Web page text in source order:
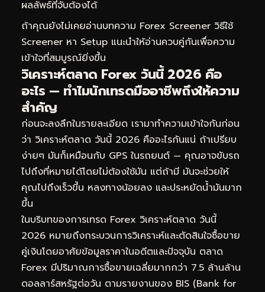
ผลลัพธ์ที่จับต้องได้
ถ้าคุณยังไม่เคยอ่านบทความ Forex Screener วิธีใช้
Screener หา Setup แนะนำให้อ่านควบคู่กันเพื่อความ
เข้าใจที่สมบูรณ์ยิ่งขึ้น
วิเคราะห์ตลาด Forex วันนี้ 2026 คือ
อะไร — ทำไมนักเทรดมืออาชีพถึงให้ความ
สำคัญ
ก่อนจะลงลึกในรายละเอียด เรามาทำความเข้าใจกันก่อน
ว่า วิเคราะห์ตลาด วันนี้ 2026 คืออะไรกันแน่ ถ้าเปรียบ
ง่ายๆ มันก็เหมือนกับ GPS ในรถยนต์ — คุณอาจขับรถ
ไปถึงที่หมายได้โดยไม่ต้องใช้มัน แต่ถ้ามี มันจะช่วยให้
คุณไปถึงเร็วขึ้น หลงทางน้อยลง และประหยัดน้ำมันมาก
ขึ้น
ในบริบทของการเทรด Forex วิเคราะห์ตลาด วันนี้
2026 หมายถึงกระบวนการวิเคราะห์และตัดสินใจซื้อขาย
คู่เงินโดยอาศัยข้อมูลราคาในอดีตและปัจจุบัน ตลาด
Forex มีปริมาณการซื้อขายเฉลี่ยมากกว่า 7.5 ล้านล้าน
ดอลลาร์สหรัฐต่อวัน ตามรายงานของ BIS (Bank for